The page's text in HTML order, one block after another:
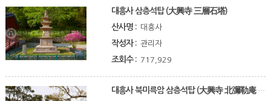
대흥사 삼층석탑 (大興寺 三層石塔)
산사명 : 대흥사
작성자 : 관리자
조회수 : 717,929
대흥사 북미륵암 삼층석탑 (大興寺 北彌勒庵 三層石塔)